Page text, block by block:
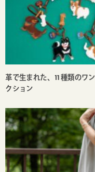
革で生まれた、11種類のワ
クション